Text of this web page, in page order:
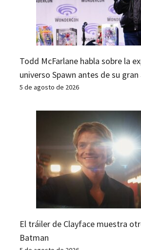
Todd McFarlane habla sobre la
universo Spawn antes de su
5 de agosto de 2026
El tráiler de Clayface muestra
Batman